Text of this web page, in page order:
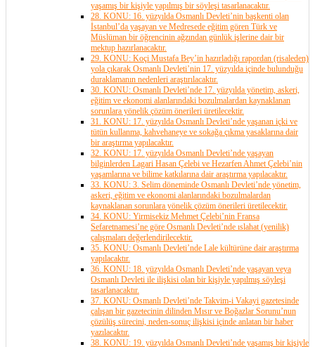
yaşamış bir kişiyle yapılmış bir söyleşi tasarlanacaktır.
28. KONU: 16. yüzyılda Osmanlı Devleti’nin başkenti olan
İstanbul’da yaşayan ve Medresede eğitim gören Türk ve
Müslüman bir öğrencinin ağzından günlük işlerine dair bir
mektup hazırlanacaktır.
29. KONU: Koçi Mustafa Bey’in hazırladığı rapordan (risaleden)
yola çıkarak Osmanlı Devleti’nin 17. yüzyılda içinde bulunduğu
duraklamanın nedenleri araştırılacaktır.
30. KONU: Osmanlı Devleti’nde 17. yüzyılda yönetim, askeri,
eğitim ve ekonomi alanlarındaki bozulmalardan kaynaklanan
sorunlara yönelik çözüm önerileri üretilecektir.
31. KONU: 17. yüzyılda Osmanlı Devleti’nde yaşanan içki ve
tütün kullanma, kahvehaneye ve sokağa çıkma yasaklarına dair
bir araştırma yapılacaktır.
32. KONU: 17. yüzyılda Osmanlı Devleti’nde yaşayan
bilginlerden Lagari Hasan Çelebi ve Hezarfen Ahmet Çelebi’nin
yaşamlarına ve bilime katkılarına dair araştırma yapılacaktır.
33. KONU: 3. Selim döneminde Osmanlı Devleti’nde yönetim,
askeri, eğitim ve ekonomi alanlarındaki bozulmalardan
kaynaklanan sorunlara yönelik çözüm önerileri üretilecektir.
34. KONU: Yirmisekiz Mehmet Çelebi’nin Fransa
Sefaretnamesi’ne göre Osmanlı Devleti’nde ıslahat (yenilik)
çalışmaları değerlendirilecektir.
35. KONU: Osmanlı Devleti’nde Lale kültürüne dair araştırma
yapılacaktır.
36. KONU: 18. yüzyılda Osmanlı Devleti’nde yaşayan veya
Osmanlı Devleti ile ilişkisi olan bir kişiyle yapılmış söyleşi
tasarlanacaktır.
37. KONU: Osmanlı Devleti’nde Takvim-i Vakayi gazetesinde
çalışan bir gazetecinin dilinden Mısır ve Boğazlar Sorunu’nun
çözülüş sürecini, neden-sonuç ilişkisi içinde anlatan bir haber
yazılacaktır.
38. KONU: 19. yüzyılda Osmanlı Devleti’nde yaşamış bir kişiyle